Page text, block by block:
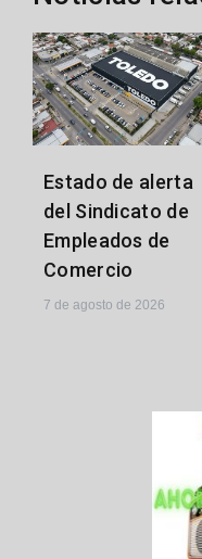
Estado de alerta
del Sindicato de
Empleados de
Comercio
7 de agosto de 2026